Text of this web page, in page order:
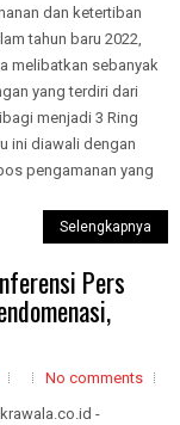
dan ketertiban
tahun baru 2022,
melibatkan sebanyak
yang terdiri dari
menjadi 3 Ring
ini diawali dengan
pengamanan yang
Selengkapnya
Pers
No comments
-